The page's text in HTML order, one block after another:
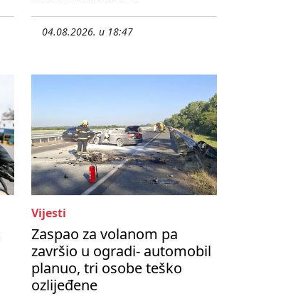
04.08.2026. u 18:47
Vijesti
Zaspao za volanom pa
završio u ogradi- automobil
planuo, tri osobe teško
ozlijeđene